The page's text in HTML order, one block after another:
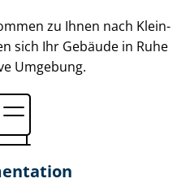
zu Ihnen nach Klein-
sich Ihr Gebäude in Ruhe
Umgebung.